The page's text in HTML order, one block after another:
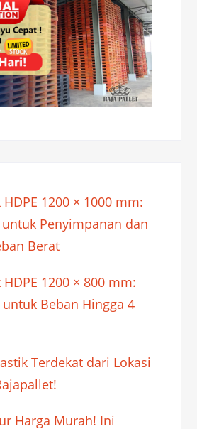
1200 × 1000 mm:
Penyimpanan dan
Berat
1200 × 800 mm:
Beban Hingga 4
Terdekat dari Lokasi
Harga Murah! Ini